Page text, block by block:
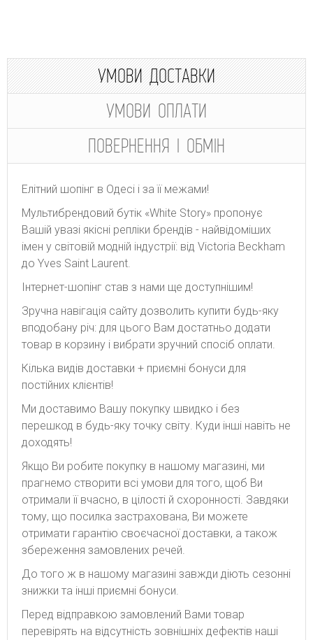
УМОВИ ДОСТАВКИ
УМОВИ ОПЛАТИ
ПОВЕРНЕННЯ І ОБМІН
Елітний шопінг в Одесі і за її межами!
Мультибрендовий бутік «White Story» пропонує
Вашій увазі якісні репліки брендів - найвідоміших
імен у світовій модній індустрії: від Victoria Beckham
до Yves Saint Laurent.
Інтернет-шопінг став з нами ще доступнішим!
Зручна навігація сайту дозволить купити будь-яку
вподобану річ: для цього Вам достатньо додати
товар в корзину і вибрати зручний спосіб оплати.
Кілька видів доставки + приємні бонуси для
постійних клієнтів!
Ми доставимо Вашу покупку швидко і без
перешкод в будь-яку точку світу. Куди інші навіть не
доходять!
Якщо Ви робите покупку в нашому магазині, ми
прагнемо створити всі умови для того, щоб Ви
отримали її вчасно, в цілості й схоронності. Завдяки
тому, що посилка застрахована, Ви можете
отримати гарантію своєчасної доставки, а також
збереження замовлених речей.
До того ж в нашому магазині завжди діють сезонні
знижки та інші приємні бонуси.
Перед відправкою замовлений Вами товар
перевірять на відсутність зовнішніх дефектів наші